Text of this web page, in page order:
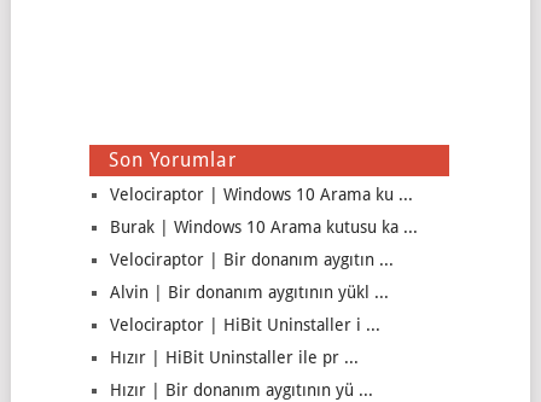
Son Yorumlar
Velociraptor | Windows 10 Arama ku ...
Burak | Windows 10 Arama kutusu ka ...
Velociraptor | Bir donanım aygıtın ...
Alvin | Bir donanım aygıtının yükl ...
Velociraptor | HiBit Uninstaller i ...
Hızır | HiBit Uninstaller ile pr ...
Hızır | Bir donanım aygıtının yü ...